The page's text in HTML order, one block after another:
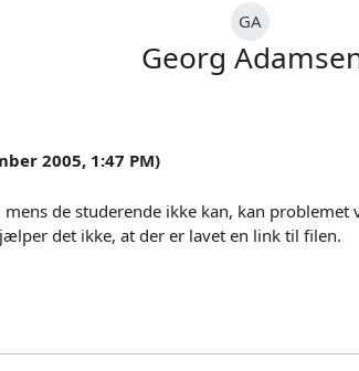
GA
Georg
2005, 1:47 PM)
de studerende ikke kan, kan
det ikke, at der er lavet en link til filen.